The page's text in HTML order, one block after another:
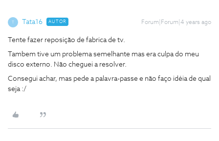
T Tata16 AUTOR Forum|Forum|4 years ago
Tente fazer reposição de fabrica de tv.
Tambem tive um problema semelhante mas era culpa do meu
disco externo. Não cheguei a resolver.
Consegui achar, mas pede a palavra-passe e não faço idéia de qual
seja :/